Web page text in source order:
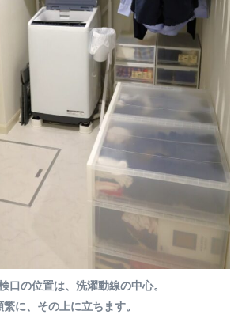
口の位置は、洗濯動線の中心。
繁に、その上に立ちます。